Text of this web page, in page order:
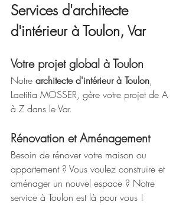
Services d'architecte
d'intérieur à Toulon, Var
Votre projet global à Toulon
Notre architecte d'intérieur à Toulon,
Laetitia MOSSER, gère votre projet de A
à Z dans le Var.
Rénovation et Aménagement
Besoin de rénover votre maison ou
appartement ? Vous voulez construire et
aménager un nouvel espace ? Notre
service à Toulon est là pour vous !